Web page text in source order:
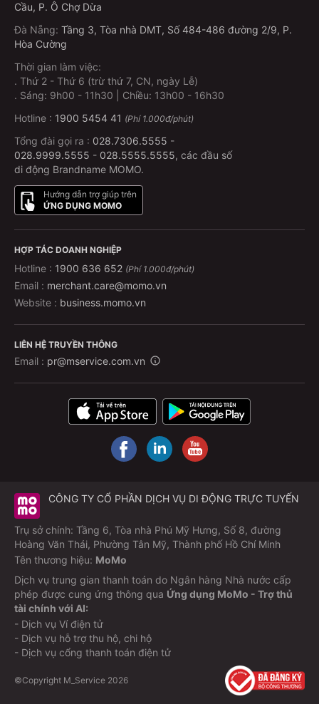
Cầu, P. Ô Chợ Dừa
Đà Nẵng: Tầng 3, Tòa nhà DMT, Số 484-486 đường 2/9, P.
Hòa Cường
Thời gian làm việc:
. Thứ 2 - Thứ 6 (trừ thứ 7, CN, ngày Lễ)
. Sáng: 9h00 - 11h30 | Chiều: 13h00 - 16h30
Hotline : 1900 5454 41 (Phí 1.000đ/phút)
Tổng đài gọi ra : 028.7306.5555 -
028.9999.5555 - 028.5555.5555, các đầu số
di động Brandname MOMO.
Hướng dẫn trợ giúp trên
ỨNG DỤNG MOMO
HỢP TÁC DOANH NGHIỆP
Hotline : 1900 636 652 (Phí 1.000đ/phút)
Email : merchant.care@momo.vn
Website : business.momo.vn
LIÊN HỆ TRUYỀN THÔNG
Email : pr@mservice.com.vn
CÔNG TY CỔ PHẦN DỊCH VỤ DI ĐỘNG TRỰC TUYẾN
Trụ sở chính: Tầng 6, Tòa nhà Phú Mỹ Hưng, Số 8, đường
Hoàng Văn Thái, Phường Tân Mỹ, Thành phố Hồ Chí Minh
Tên thương hiệu: MoMo
Dịch vụ trung gian thanh toán do Ngân hàng Nhà nước cấp
phép được cung ứng thông qua Ứng dụng MoMo - Trợ thủ
tài chính với AI:
- Dịch vụ Ví điện tử
- Dịch vụ hỗ trợ thu hộ, chi hộ
- Dịch vụ cổng thanh toán điện tử
©Copyright M_Service 2026